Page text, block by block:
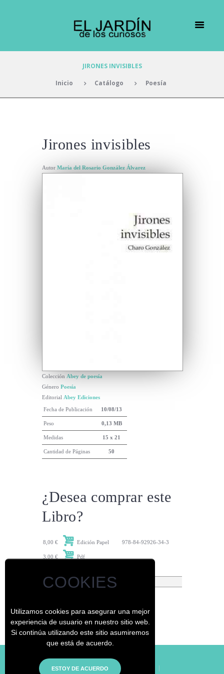
COOKIES
Utilizamos cookies para asegurar una mejor
experiencia de usuario en nuestro sitio web.
Si continúa utilizando este sitio asumiremos
que está de acuerdo.
JIRONES INVISIBLES
Inicio Catálogo Poesía
Jirones invisibles
Autor María del Rosario González Álvarez
Colección Abey de poesía
Género Poesía
Editorial Abey Ediciones
Fecha de Publicación
10/08/13
Peso 0,13 MB
Medidas 15 x 21
Cantidad de Páginas 50
¿Desea comprar este
Libro?
8,00 € Edición Papel 978-84-92926-34-3
3,00 € Pdf
© - El Jardín de los Curiosos |